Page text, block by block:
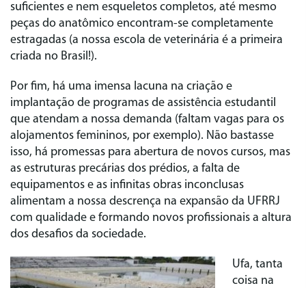
suficientes e nem esqueletos completos, até mesmo
peças do anatômico encontram-se completamente
estragadas (a nossa escola de veterinária é a primeira
criada no Brasil!).
Por fim, há uma imensa lacuna na criação e
implantação de programas de assistência estudantil
que atendam a nossa demanda (faltam vagas para os
alojamentos femininos, por exemplo). Não bastasse
isso, há promessas para abertura de novos cursos, mas
as estruturas precárias dos prédios, a falta de
equipamentos e as infinitas obras inconclusas
alimentam a nossa descrença na expansão da UFRRJ
com qualidade e formando novos profissionais a altura
dos desafios da sociedade.
Ufa, tanta
coisa na